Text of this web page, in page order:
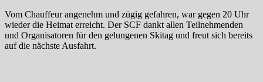
Vom Chauffeur angenehm und zügig gefahren, war gegen 20 Uhr
wieder die Heimat erreicht. Der SCF dankt allen Teilnehmenden
und Organisatoren für den gelungenen Skitag und freut sich bereits
auf die nächste Ausfahrt.